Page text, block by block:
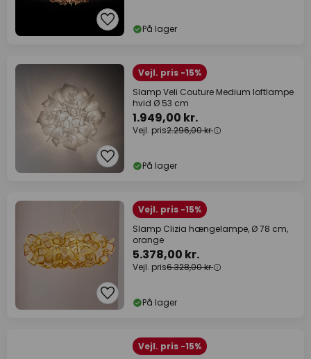
På lager
Vejl. pris -15%
Slamp Veli Couture Medium loftlampe
hvid Ø 53 cm
1.949,00 kr.
Vejl. pris2.296,00 kr.
På lager
Vejl. pris -15%
Slamp Clizia hængelampe, Ø 78 cm,
orange
5.378,00 kr.
Vejl. pris6.328,00 kr.
På lager
Vejl. pris -15%